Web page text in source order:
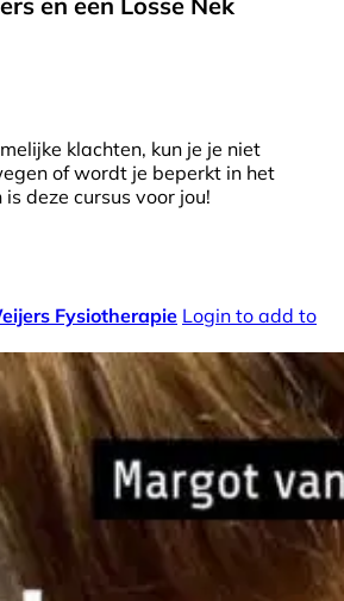
klachten, kun je je niet
of wordt je beperkt in het
deze cursus voor jou!
Fysiotherapie Login to add to